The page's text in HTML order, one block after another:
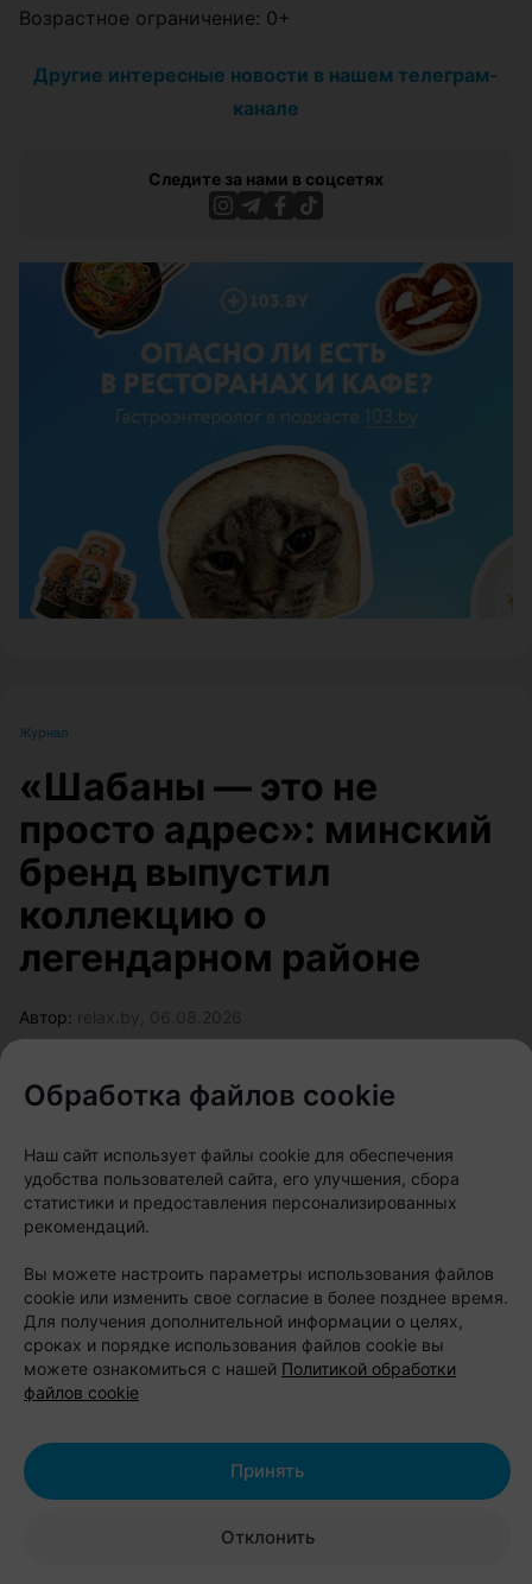
Возрастное ограничение: 0+
Другие интересные новости в нашем телеграм-
канале
Следите за нами в соцсетях
Журнал
«Шабаны — это не
просто адрес»: минский
бренд выпустил
коллекцию о
легендарном районе
Автор:
Индустриальный колорит, панельки и эстетика
футболках и бейсболках. «Офистон Маркет»
решил показать Шабаны без иронии и штампов —
такими, какие они есть.
Обработка файлов cookie
Наш сайт использует файлы cookie для обеспечения
удобства пользователей сайта, его улучшения, сбора
статистики и предоставления персонализированных
рекомендаций.
Вы можете настроить параметры использования файлов
cookie или изменить свое согласие в более позднее время.
Для получения дополнительной информации о целях,
сроках и порядке использования файлов cookie вы
можете ознакомиться с нашей Политикой обработки
файлов cookie
Отклонить
Принять